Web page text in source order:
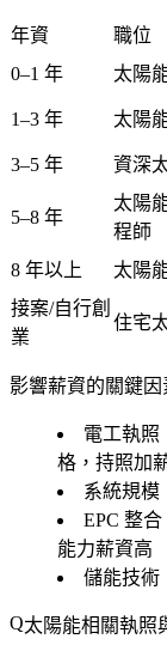
年資 職位
0–1 年
太陽
1–3 年 太陽
3–5 年 資深
5–8 年
太陽
程師
8 年以上 太陽
接案/自行創
業
住宅
影響薪資的關鍵因
電工執照
格，持照加
系統規模
EPC 整合
能力薪資高
儲能技術
太陽能相關執照